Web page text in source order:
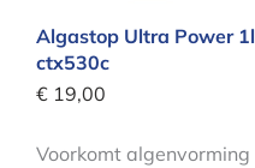
Algastop Ultra Power 1l
ctx530c
€ 19,00
Voorkomt algenvorming